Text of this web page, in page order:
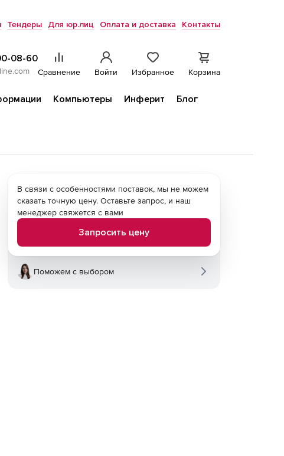
Тендеры Для юр.лиц Оплата и доставка Контакты
08-60
Сравнение Войти Избранное Корзина
Компьютеры Инферит
Блог
В связи с особенностями поставок, мы не можем
сказать точную цену. Оставьте запрос, и наш
менеджер свяжется с вами
Запросить цену
Поможем с выбором